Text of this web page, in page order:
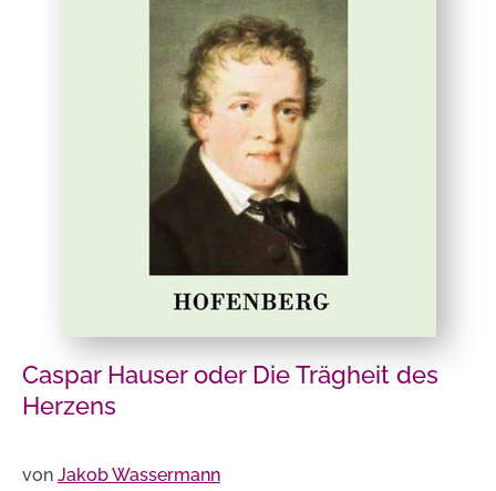
Caspar Hauser oder Die Trägheit des
Herzens
von Jakob Wassermann